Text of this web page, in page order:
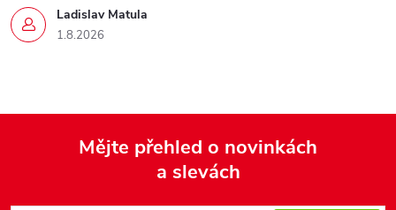
Ladislav Matula
1.8.2026
Mějte přehled o novinkách
a slevách